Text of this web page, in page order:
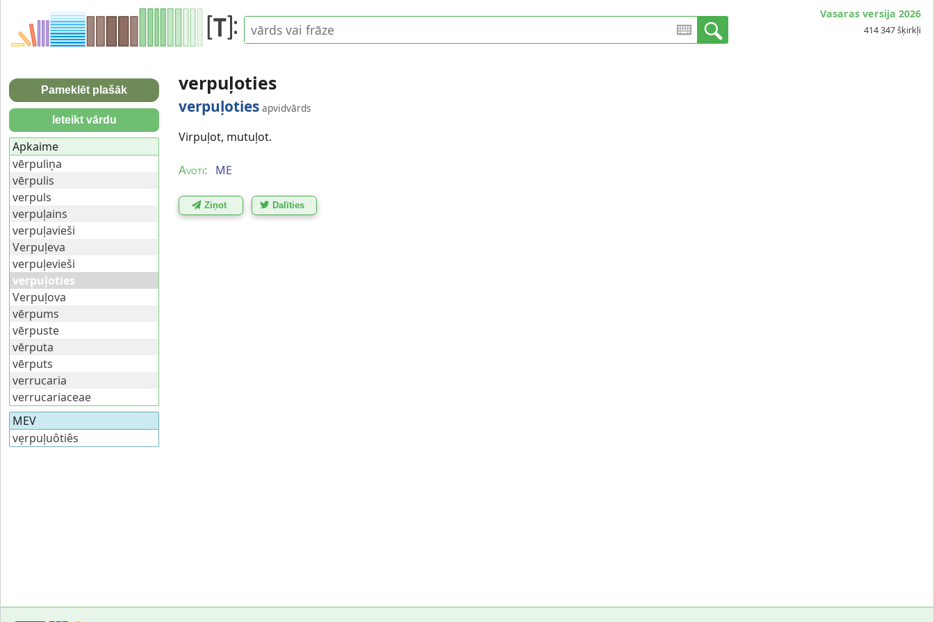
Vasaras versija 2026
414 347 šķirkļi
verpuļoties
verpuļoties apvidvārds
Virpuļot, mutuļot.
Avoti: ME
Ziņot Dalīties
Pameklēt plašāk
Ieteikt vārdu
Apkaime
vērpuliņa
vērpulis
verpuls
verpuļains
verpuļavieši
Verpuļeva
verpuļevieši
verpuļoties
Verpuļova
vērpums
vērpuste
vērputa
vērputs
verrucaria
verrucariaceae
MEV
ve̦rpuļuôtiês